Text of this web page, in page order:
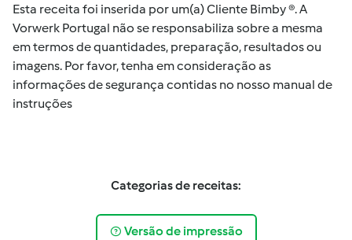
Esta receita foi inserida por um(a) Cliente Bimby ®. A
Vorwerk Portugal não se responsabiliza sobre a mesma
em termos de quantidades, preparação, resultados ou
imagens. Por favor, tenha em consideração as
informações de segurança contidas no nosso manual de
instruções
Categorias de receitas:
Versão de impressão